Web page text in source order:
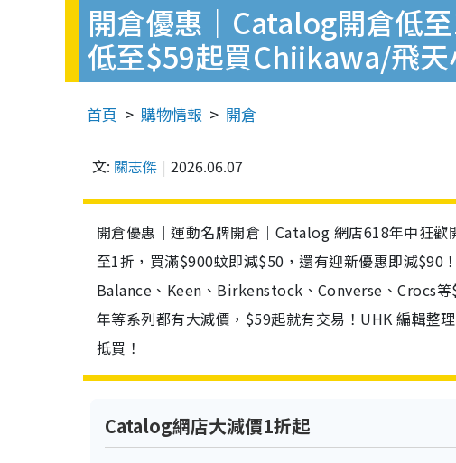
開倉優惠｜Catalog開倉低
低至$59起買Chiikawa/飛天
首頁 購物情報 開倉
文: 關志傑 2026.06.07
開倉優惠｜運動名牌開倉｜Catalog 網店618年中狂
至1折，買滿$900蚊即減$50，還有迎新優惠即減
Balance、Keen、Birkenstock、Converse、Crocs
年等系列都有大減價，$59起就有交易！UHK 編輯整
抵買！
Catalog網店大減價1折起